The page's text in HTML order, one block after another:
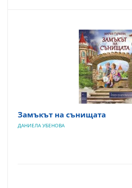
Замъкът на сънищата
ДАНИЕЛА УБЕНОВА